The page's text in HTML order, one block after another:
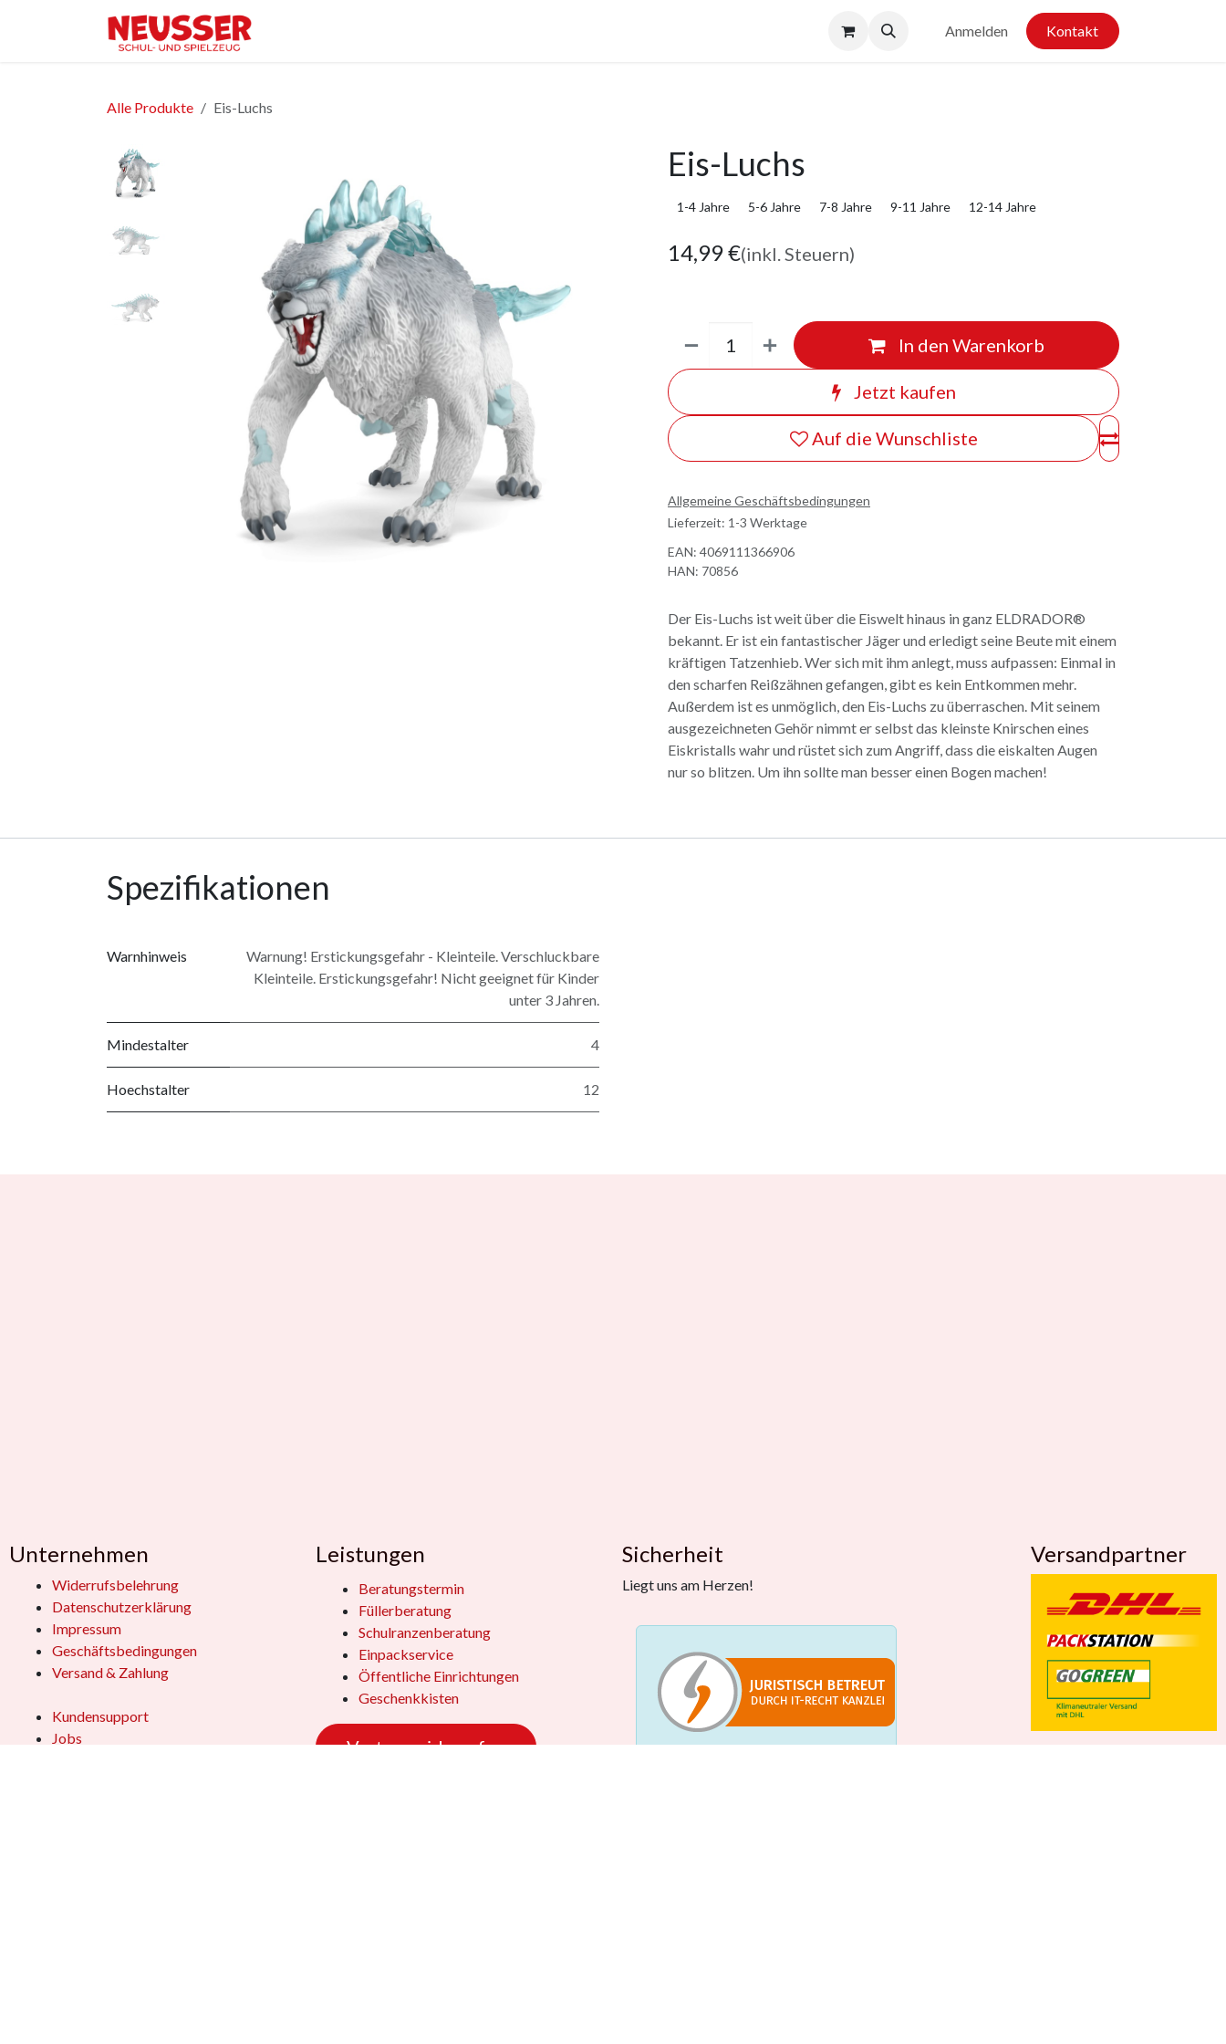
Anmelden Kontakt
Alle Produkte Eis-Luchs
Eis-Luchs
1-4 Jahre 5-6 Jahre 7-8 Jahre 9-11 Jahre 12-14 Jahre
14,99€(inkl. Steuern)
In den Warenkorb
Jetzt kaufen
Auf die Wunschliste
Allgemeine Geschäftsbedingungen
Lieferzeit: 1-3 Werktage
EAN: 4069111366906
HAN: 70856
Der Eis-Luchs ist weit über die Eiswelt hinaus in ganz ELDRADOR®
bekannt. Er ist ein fantastischer Jäger und erledigt seine Beute mit einem
kräftigen Tatzenhieb. Wer sich mit ihm anlegt, muss aufpassen: Einmal in
den scharfen Reißzähnen gefangen, gibt es kein Entkommen mehr.
Außerdem ist es unmöglich, den Eis-Luchs zu überraschen. Mit seinem
ausgezeichneten Gehör nimmt er selbst das kleinste Knirschen eines
Eiskristalls wahr und rüstet sich zum Angriff, dass die eiskalten Augen
nur so blitzen. Um ihn sollte man besser einen Bogen machen!
Spezifikationen
Warnhinweis
Warnung! Erstickungsgefahr - Kleinteile. Verschluckbare
Kleinteile. Erstickungsgefahr! Nicht geeignet für Kinder
unter 3 Jahren.
Mindestalter 4
Hoechstalter 12
Unternehmen
Widerrufsbelehrung
Datenschutzerklärung
Impressum
Geschäftsbedingungen
Versand & Zahlung
Kundensupport
Jobs
Versandpartner
Sicherheit
Liegt uns am Herzen!
Leistungen
Beratungstermin
Füllerberatung
Schulranzenberatung
Einpackservice
Öffentliche Einrichtungen
Geschenkkisten
Vertrag widerrufen